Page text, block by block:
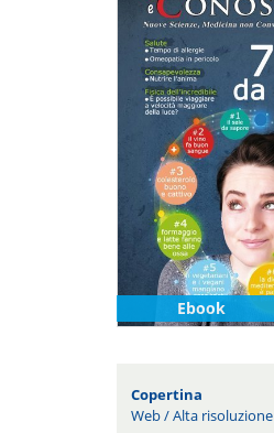
Ebook
Copertina
Web/Alta risoluzione